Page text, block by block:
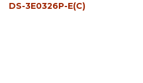
DS-3E0326P-E(C)